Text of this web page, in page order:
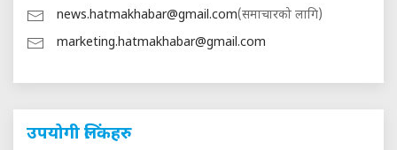
news.hatmakhabar@gmail.com(समाचारको लागि)
marketing.hatmakhabar@gmail.com
उपयोगी लिंकहरु